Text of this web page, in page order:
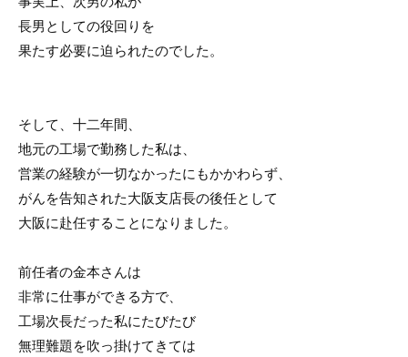
長男としての役回りを
果たす必要に迫られたのでした。
そして、十二年間、
地元の工場で勤務した私は、
営業の経験が一切なかったにもかかわらず、
がんを告知された大阪支店長の後任として
大阪に赴任することになりました。
前任者の金本さんは
非常に仕事ができる方で、
工場次長だった私にたびたび
無理難題を吹っ掛けてきては